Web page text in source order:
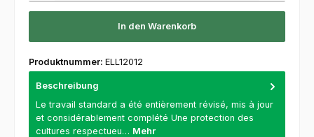
In den Warenkorb
Produktnummer: ELL12012
Beschreibung
Le travail standard a été entièrement révisé, mis à jour
et considérablement complété Une protection des
cultures respectueu… Mehr